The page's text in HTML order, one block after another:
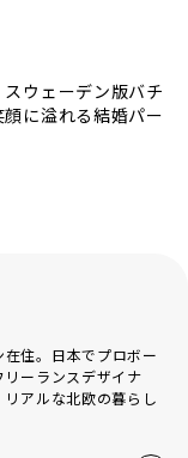
スウェーデン版バチ
に溢れる結婚パー
住。日本でプロボー
ーランスデザイナ
アルな北欧の暮らし